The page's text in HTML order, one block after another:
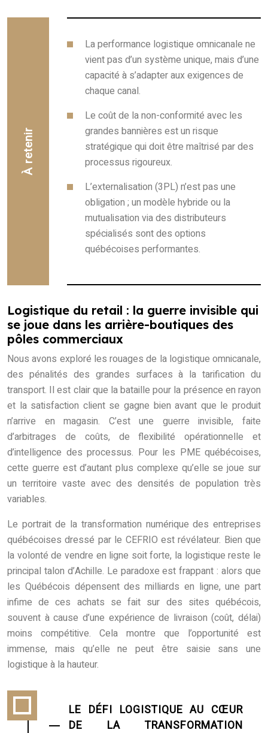
À retenir
La performance logistique omnicanale ne
vient pas d’un système unique, mais d’une
capacité à s’adapter aux exigences de
chaque canal.
Le coût de la non-conformité avec les
grandes bannières est un risque
stratégique qui doit être maîtrisé par des
processus rigoureux.
L’externalisation (3PL) n’est pas une
obligation ; un modèle hybride ou la
mutualisation via des distributeurs
spécialisés sont des options
québécoises performantes.
Logistique du retail : la guerre invisible qui
se joue dans les arrière-boutiques des
pôles commerciaux
Nous avons exploré les rouages de la logistique omnicanale,
des pénalités des grandes surfaces à la tarification du
transport. Il est clair que la bataille pour la présence en rayon
et la satisfaction client se gagne bien avant que le produit
n’arrive en magasin. C’est une guerre invisible, faite
d’arbitrages de coûts, de flexibilité opérationnelle et
d’intelligence des processus. Pour les PME québécoises,
cette guerre est d’autant plus complexe qu’elle se joue sur
un territoire vaste avec des densités de population très
variables.
Le portrait de la transformation numérique des entreprises
québécoises dressé par le CEFRIO est révélateur. Bien que
la volonté de vendre en ligne soit forte, la logistique reste le
principal talon d’Achille. Le paradoxe est frappant : alors que
les Québécois dépensent des milliards en ligne, une part
infime de ces achats se fait sur des sites québécois,
souvent à cause d’une expérience de livraison (coût, délai)
moins compétitive. Cela montre que l’opportunité est
immense, mais qu’elle ne peut être saisie sans une
logistique à la hauteur.
LE DÉFI LOGISTIQUE AU CŒUR
DE LA TRANSFORMATION